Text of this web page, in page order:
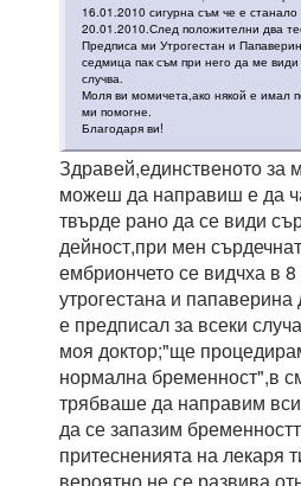
16.01.2010 сигурна съм че е станало
20.01.2010.След положителни два
Предписа ми Утрогестан и
седмица пак съм при него да ме види
случва.
Моля ви момичета,ако някой е имал
ми помогне.
Благодаря ви!
Здравей,единственото за
можеш да направиш е да
твърде рано да се види
дейност,при мен
ембриончето се видчха в 8
утрогестана и папаверина
е предписал за всеки
моя доктор;"ще
нормална бременност",в
трябваше да направим
да се запазим
притесненията на лекаря